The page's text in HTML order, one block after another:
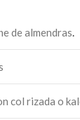
de almendras.
col rizada o